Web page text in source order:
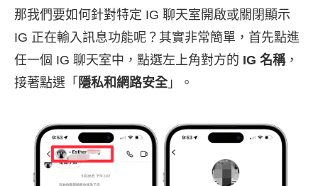
那我們要如何針對特定 IG 聊天室開啟或關閉顯示
IG 正在輸入訊息功能呢？其實非常簡單，首先點進
任一個 IG 聊天室中，點選左上角對方的 IG 名稱，
接著點選「 隱私和網路安全」。